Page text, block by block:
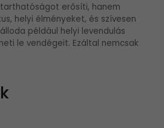
erősíti, hanem
helyi élményeket, és szívesen
például helyi levendulás
le vendégeit. Ezáltal nemcsak